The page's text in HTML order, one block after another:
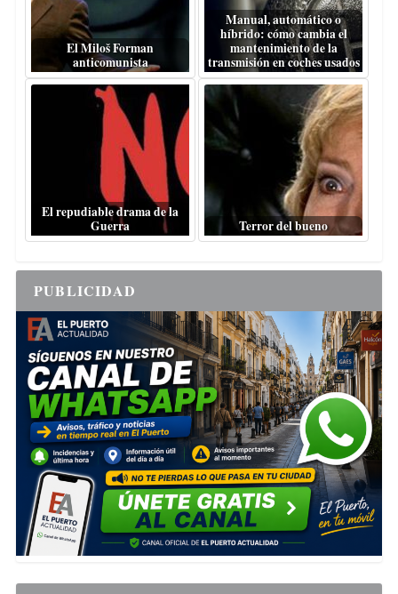
El Miloš Forman
anticomunista
Manual, automático o
híbrido: cómo cambia el
mantenimiento de la
transmisión en coches usados
El repudiable drama de la
Guerra
Terror del bueno
PUBLICIDAD